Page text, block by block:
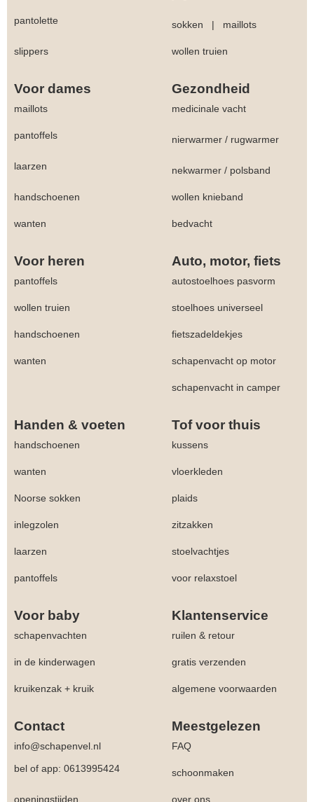
pantolette sokken | maillots
slippers wollen truien
Voor dames Gezondheid
maillots medicinale vacht
pantoffels nierwarmer / rugwarmer
laarzen nekwarmer / polsband
handschoenen wollen knieband
wanten bedvacht
Voor heren Auto, motor, fiets
pantoffels autostoelhoes pasvorm
wollen truien stoelhoes universeel
handschoenen fietszadeldekjes
wanten schapenvacht op motor
schapenvacht in camper
Handen & voeten Tof voor thuis
handschoenen kussens
wanten vloerkleden
Noorse sokken plaids
inlegzolen zitzakken
laarzen stoelvachtjes
pantoffels voor relaxstoel
Voor baby Klantenservice
schapenvachten ruilen & retour
in de kinderwagen gratis verzenden
kruikenzak + kruik algemene voorwaarden
Contact Meestgelezen
info@schapenvel.nl
FAQ
bel of app: 0613995424
schoonmaken
openingstijden over ons